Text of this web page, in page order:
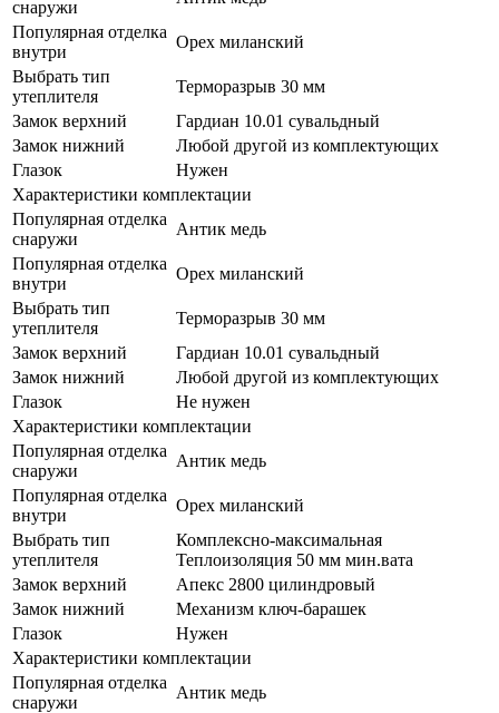
снаружи
Популярная отделка
внутри
Орех миланский
Выбрать тип
утеплителя
Терморазрыв 30 мм
Замок верхний
Гардиан 10.01 сувальдный
Замок нижний
Любой другой из комплектующих
Глазок
Нужен
Характеристики комплектации
Популярная отделка
снаружи
Антик медь
Популярная отделка
внутри
Орех миланский
Выбрать тип
утеплителя
Терморазрыв 30 мм
Замок верхний
Гардиан 10.01 сувальдный
Замок нижний
Любой другой из комплектующих
Глазок
Не нужен
Характеристики комплектации
Популярная отделка
снаружи
Антик медь
Популярная отделка
внутри
Орех миланский
Выбрать тип
утеплителя
Комплексно-максимальная
Теплоизоляция 50 мм мин.вата
Замок верхний
Апекс 2800 цилиндровый
Замок нижний
Механизм ключ-барашек
Глазок
Нужен
Характеристики комплектации
Популярная отделка
снаружи
Антик медь